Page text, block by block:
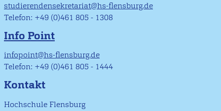
studierendensekretariat@hs-flensburg.de
Telefon: +49 (0)461 805 - 1308
Info Point
infopoint@hs-flensburg.de
Telefon: +49 (0)461 805 - 1444
Kontakt
Hochschule Flensburg